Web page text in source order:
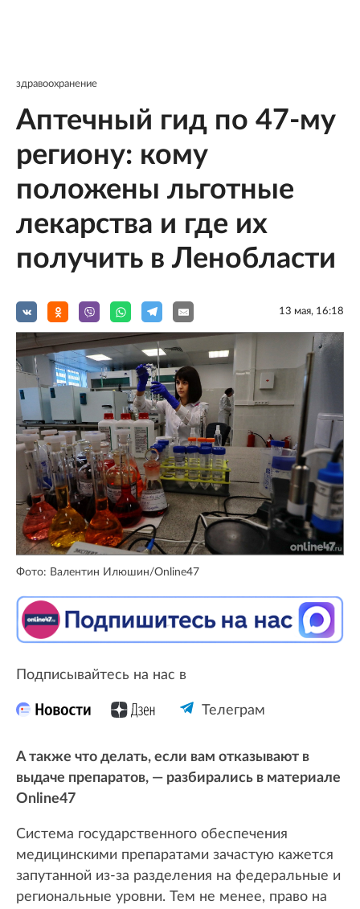
здравоохранение
Аптечный гид по 47-му
региону: кому
положены льготные
лекарства и где их
получить в Ленобласти
13 мая, 16:18
Фото: Валентин Илюшин/Online47
Подписывайтесь на нас в
Телеграм
А также что делать, если вам отказывают в
выдаче препаратов, — разбирались в материале
Online47
Система государственного обеспечения
медицинскими препаратами зачастую кажется
запутанной из-за разделения на федеральные и
региональные уровни. Тем не менее, право на